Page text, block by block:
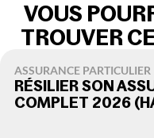
VOUS
TROUVER
ASSURANCE PARTICULIER
RÉSILIER SON
COMPLET 2026